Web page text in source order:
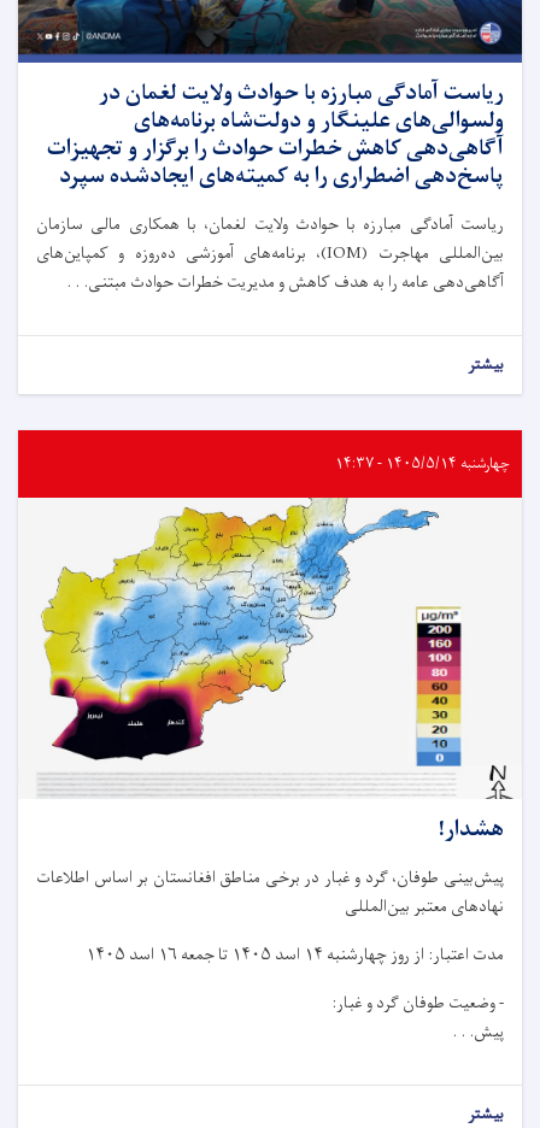
ریاست آمادگی مبارزه با حوادث ولایت لغمان در
ولسوالی‌های علینگار و دولت‌شاه برنامه‌های
آگاهی‌دهی کاهش خطرات حوادث را برگزار و تجهیزات
پاسخ‌دهی اضطراری را به کمیته‌های ایجادشده سپرد
ریاست آمادگی مبارزه با حوادث ولایت لغمان، با همکاری مالی سازمان
بین‌المللی مهاجرت (IOM)، برنامه‌های آموزشی ده‌روزه و کمپاین‌های
آگاهی‌دهی عامه را به هدف کاهش و مدیریت خطرات حوادث مبتنی. . .
بیشتر
چهارشنبه ۱۴۰۵/۵/۱۴ - ۱۴:۳۷
هشدار!
پیش‌بینی طوفان، گرد و غبار در برخی مناطق افغانستان بر اساس اطلاعات
نهادهای معتبر بین‌المللی
مدت اعتبار: از روز چهار‌شنبه ۱۴ اسد ۱۴۰۵ تا جمعه ۱۶ اسد ۱۴۰۵
- وضعیت طوفان گرد و غبار:
پیش. . .
بیشتر